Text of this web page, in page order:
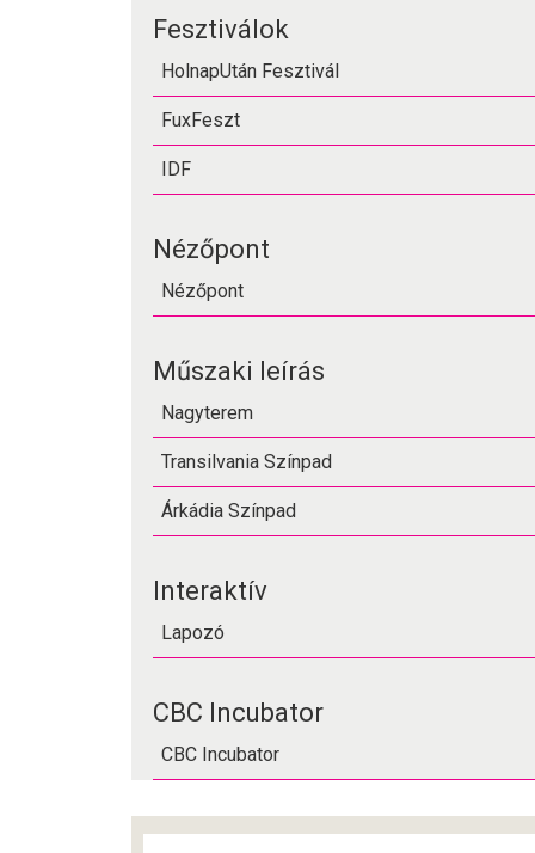
Fesztiválok
HolnapUtán Fesztivál
FuxFeszt
IDF
Nézőpont
Nézőpont
Műszaki leírás
Nagyterem
Transilvania Színpad
Árkádia Színpad
Interaktív
Lapozó
CBC Incubator
CBC Incubator